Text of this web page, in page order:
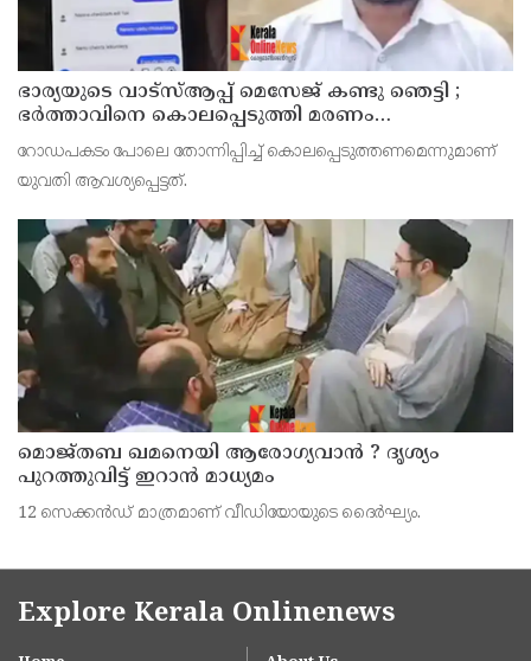
ഭാര്യയുടെ വാട്സ്ആപ്പ് മെസേജ് കണ്ടു ഞെട്ടി ;
ഭര്‍ത്താവിനെ കൊലപ്പെടുത്തി മരണം
റോഡപകടമാക്കി മാറ്റാന്‍ കാമുകനുമായി
പദ്ധതിയിട്ട യുവതിയും സുഹൃത്തും ഒളിവില്‍
റോഡപകടം പോലെ തോന്നിപ്പിച്ച് കൊലപ്പെടുത്തണമെന്നുമാണ്
യുവതി ആവശ്യപ്പെട്ടത്.
മൊജ്തബ ഖമനെയി ആരോഗ്യവാന്‍ ? ദൃശ്യം
പുറത്തുവിട്ട് ഇറാന്‍ മാധ്യമം
12 സെക്കന്‍ഡ് മാത്രമാണ് വീഡിയോയുടെ ദൈര്‍ഘ്യം.
Explore Kerala Onlinenews